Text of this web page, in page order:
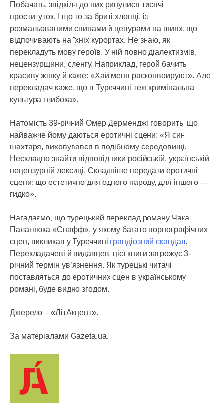
Побачать, звідкіля до них ринулися тисячі
проституток. І що то за бриті хлопці, із
розмальованими спинами й цепурами на шиях, що
відпочивають на їхніх курортах. Не знаю, як
перекладуть мову героїв. У ній повно діалектизмів,
нецензурщини, сленгу. Наприклад, герой бачить
красиву жінку й каже: «Хай меня расконвоируют». Але
перекладач каже, що в Туреччині теж кримінальна
культура глибока».
Натомість 39-річний Омер Дерменджі говорить, що
найважче йому даються еротичні сцени: «Я син
шахтаря, виховувався в подібному середовищі.
Нескладно знайти відповідники російській, українській
нецензурній лексиці. Складніше передати еротичні
сцени: що естетично для одного народу, для іншого —
гидко».
Нагадаємо, що турецький переклад роману Чака
Палагнюка «Снафф», у якому багато порнографічних
сцен, викликав у Туреччині грандіозний скандал.
Перекладачеві й видавцеві цієї книги загрожує 3-
річний термін ув’язнення. Як турецькі читачі
поставляться до еротичних сцен в українському
романі, буде видно згодом.
Джерело – «ЛітАкцент».
За матеріалами Gazeta.ua.